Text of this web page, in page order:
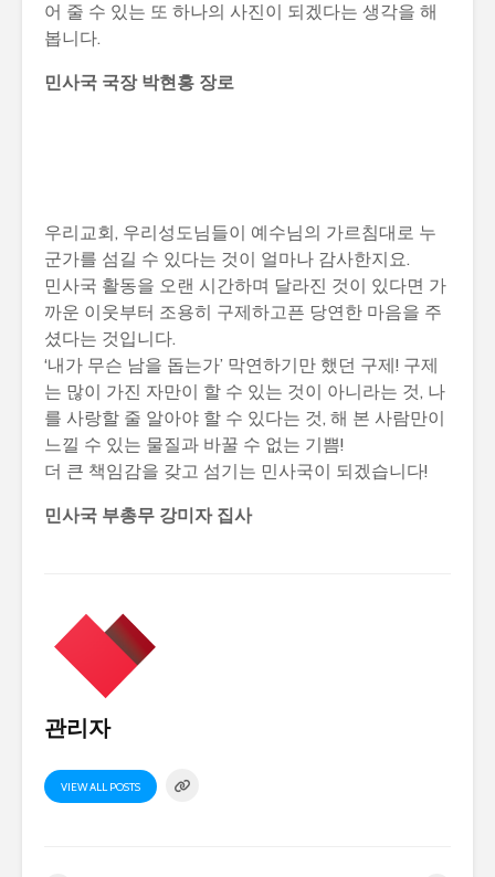
어 줄 수 있는 또 하나의 사진이 되겠다는 생각을 해
봅니다.
민사국 국장 박현홍 장로
우리교회, 우리성도님들이 예수님의 가르침대로 누
군가를 섬길 수 있다는 것이 얼마나 감사한지요.
민사국 활동을 오랜 시간하며 달라진 것이 있다면 가
까운 이웃부터 조용히 구제하고픈 당연한 마음을 주
셨다는 것입니다.
‘내가 무슨 남을 돕는가’ 막연하기만 했던 구제! 구제
는 많이 가진 자만이 할 수 있는 것이 아니라는 것, 나
를 사랑할 줄 알아야 할 수 있다는 것, 해 본 사람만이
느낄 수 있는 물질과 바꿀 수 없는 기쁨!
더 큰 책임감을 갖고 섬기는 민사국이 되겠습니다!
민사국 부총무 강미자 집사
관리자
VIEW ALL POSTS